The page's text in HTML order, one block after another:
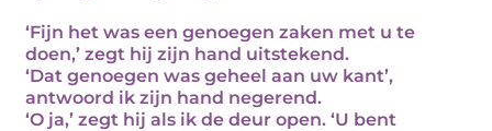
‘Fijn het was een genoegen zaken met u te
doen,’ zegt hij zijn hand uitstekend.
‘Dat genoegen was geheel aan uw kant’,
antwoord ik zijn hand negerend.
‘O ja,’ zegt hij als ik de deur open. ‘U bent